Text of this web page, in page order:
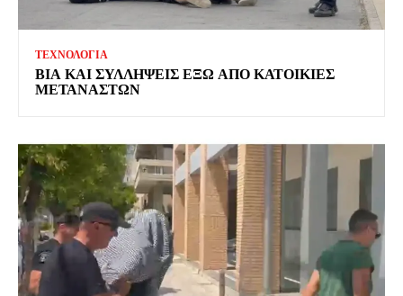
ΤΕΧΝΟΛΟΓΙΑ
ΒΙΑ ΚΑΙ ΣΥΛΛΗΨΕΙΣ ΕΞΩ ΑΠΟ ΚΑΤΟΙΚΙΕΣ
ΜΕΤΑΝΑΣΤΩΝ